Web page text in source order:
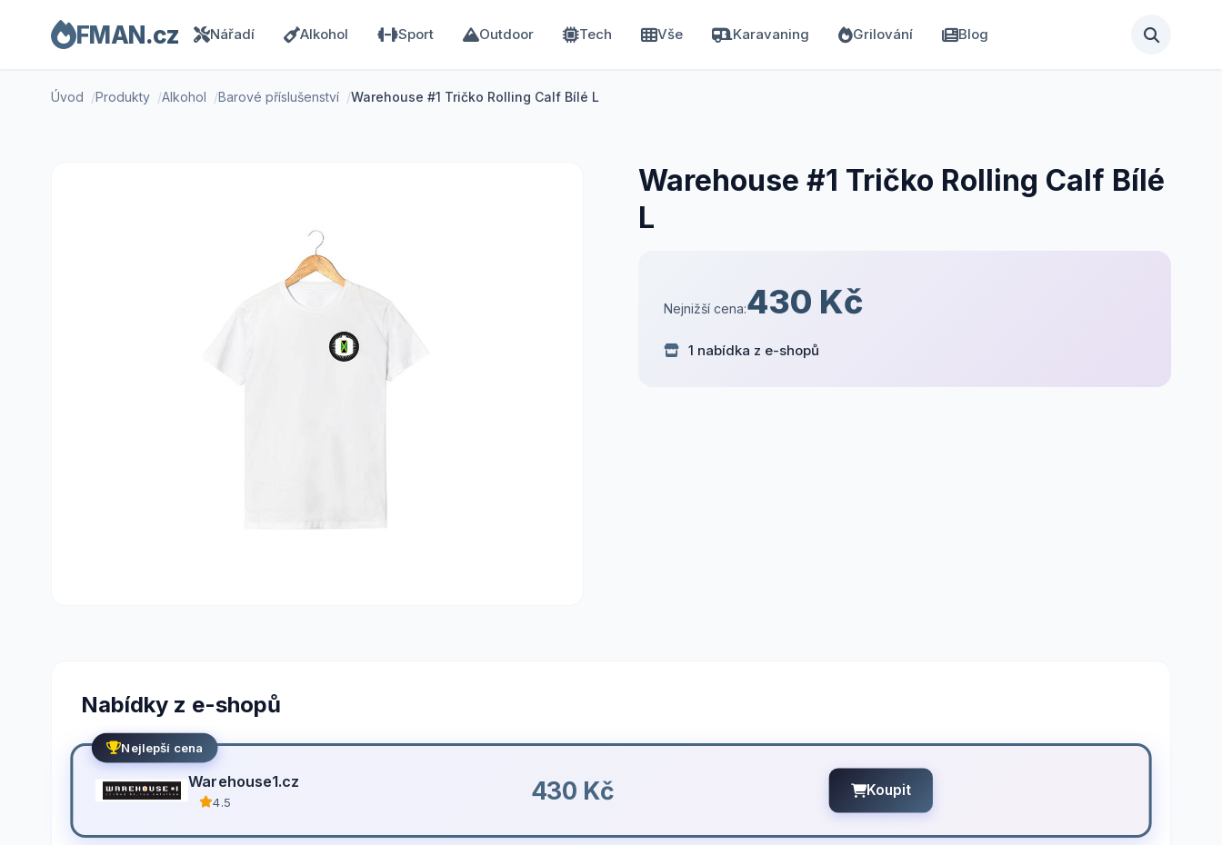
FMAN.cz Nářadí Alkohol Sport Outdoor Tech Vše Karavaning Grilování Blog
Úvod Produkty Alkohol Barové příslušenství Warehouse #1 Tričko Rolling Calf Bílé L
Warehouse #1 Tričko Rolling Calf Bílé
L
Nejnižší cena:430 Kč
1 nabídka z e-shopů
Nabídky z e-shopů
Nejlepší cena
Warehouse1.cz
4.5 430 Kč Koupit